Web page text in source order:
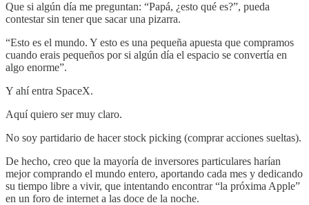
Que si algún día me preguntan: “Papá, ¿esto qué es?”, pueda
contestar sin tener que sacar una pizarra.
“Esto es el mundo. Y esto es una pequeña apuesta que compramos
cuando erais pequeños por si algún día el espacio se convertía en
algo enorme”.
Y ahí entra SpaceX.
Aquí quiero ser muy claro.
No soy partidario de hacer stock picking (comprar acciones sueltas).
De hecho, creo que la mayoría de inversores particulares harían
mejor comprando el mundo entero, aportando cada mes y dedicando
su tiempo libre a vivir, que intentando encontrar “la próxima Apple”
en un foro de internet a las doce de la noche.